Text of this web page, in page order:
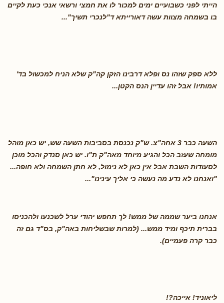
הייתי לפני כשבועיים ימים למכור לו את חמצי ורשאי אנכי כעת לקיים
בו בשמחה מצוות עשה דאורייתא ד"לנכרי תשיך"...
ללא ספק שזהו נס ופלא דרבינו הזקן קה"ק שלא הניח למכשול בד'
אמותיו! אבל זהו עדיין הנס הקטן...
השעה כבר 3 אחה"צ. ש"ק נכנסת בסביבות השעה שש, יש כאן מוהל
מומחה שעזב הכל והגיע מיוחד מאה"ק ת"ו. יש כאן סנדק והכל מוכן
לסעודות השבת אבל אין כאן לא נימול, לא חתן השמחה ולא חופה...
"ואנחנו לא נדע מה נעשה כי אליך עינינו"...
אנחנו ביער שממה של ממש! לך תחפש יהודי ערל לשכנעו ולהכניסו
בברית תיכף ומיד ממש... (למרות שבשליחות באה"ק, בס"ד גם זה
כבר קרה פעמיים).
ליאוניד! אייכה?!